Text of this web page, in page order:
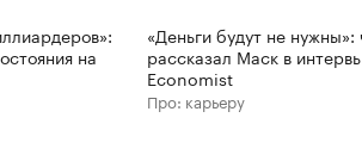
на
«Деньги будут не нужны»:
рассказал Маск в
Economist
Про: карьеру